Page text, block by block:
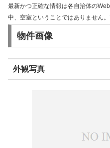
最新かつ正確な情報は各自治体の
中、空室ということではありません。
物件画像
外観写真